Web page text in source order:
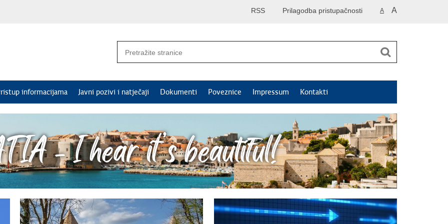
A A
Prilagodba pristupačnosti
RSS
informacijama Javni pozivi i natječaji Dokumenti Poveznice Impressum Kontakti